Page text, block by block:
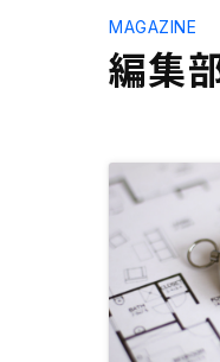
編集
MAGAZINE